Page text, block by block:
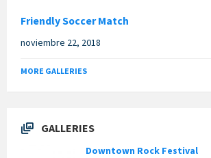
Friendly Soccer Match
noviembre 22, 2018
MORE GALLERIES
GALLERIES
Downtown Rock Festival